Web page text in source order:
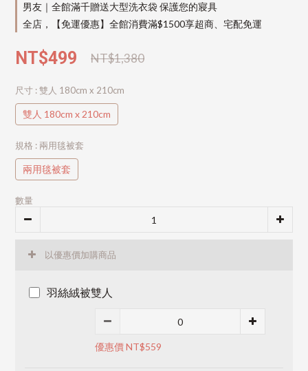
男友｜全館滿千贈送大型洗衣袋 保護您的寢具
全店，【免運優惠】全館消費滿$1500享超商、宅配免運
NT$499 NT$1,380
尺寸 : 雙人 180cm x 210cm
雙人 180cm x 210cm
規格 : 兩用毯被套
兩用毯被套
數量
以優惠價加購商品
羽絲絨被雙人
優惠價 NT$559